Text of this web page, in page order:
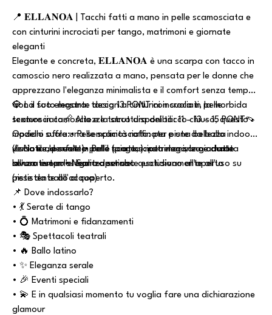
📍 𝐄𝐋𝐋𝐀𝐍𝐎𝐀 | Tacchi fatti a mano in pelle scamosciata e
con cinturini incrociati per tango, matrimoni e giornate
eleganti
Elegante e concreta, 𝐄𝐋𝐋𝐀𝐍𝐎𝐀 è una scarpa con tacco in
camoscio nero realizzata a mano, pensata per le donne che
apprezzano l'eleganza minimalista e il comfort senza tempo.
Con il suo elegante design a cinturini incrociati, la morbida
texture in camoscio e la struttura del tacco chiuso, questo
modello offre una semplicità raffinata e una bellezza
versatile, perfetta per il tango, i matrimoni, le giornate
lavorative o l'eleganza serale.
💎 La foto mostra: tacco 13 PONT con suola in pelle
scamosciata📏 Altezze tacco disponibili: 11 – 13 – 15 PONT👡
Opzioni suola:• Pelle scamosciata: per piste da ballo indoor
(liscia e aderente)• Pelle (piatta): per eleganza e durata
senza tempo• Neolite: per uso quotidiano all'aperto
(resistente all'acqua)
⚠️ Nota: le suole in pelle scamosciata non sono adatte
all'uso esterno. Sono destinate esclusivamente all'uso su
piste da ballo al coperto.
📌 Dove indossarlo?
• 💃 Serate di tango
• 💍 Matrimoni e fidanzamenti
• 🎭 Spettacoli teatrali
• 🔥 Ballo latino
• ✨ Eleganza serale
• 🎉 Eventi speciali
• 💫 E in qualsiasi momento tu voglia fare una dichiarazione
glamour